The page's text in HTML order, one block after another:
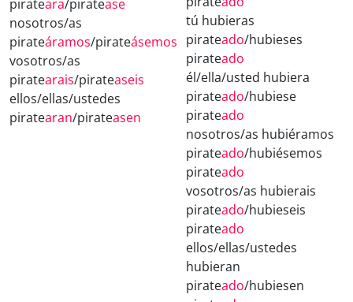
pirateara/piratease
nosotros/as
pirateáramos/pirateásemos
vosotros/as
piratearais/pirateaseis
ellos/ellas/ustedes
piratearan/pirateasen
tú hubieras
pirateado/hubieses
pirateado
él/ella/usted hubiera
pirateado/hubiese
pirateado
nosotros/as hubiéramos
pirateado/hubiésemos
pirateado
vosotros/as hubierais
pirateado/hubieseis
pirateado
ellos/ellas/ustedes
hubieran
pirateado/hubiesen